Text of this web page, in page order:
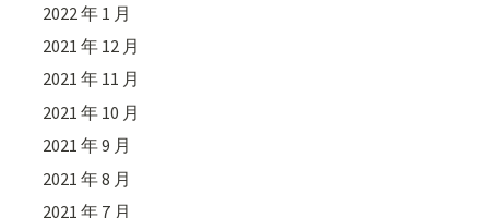
2022 年 1 月
2021 年 12 月
2021 年 11 月
2021 年 10 月
2021 年 9 月
2021 年 8 月
2021 年 7 月